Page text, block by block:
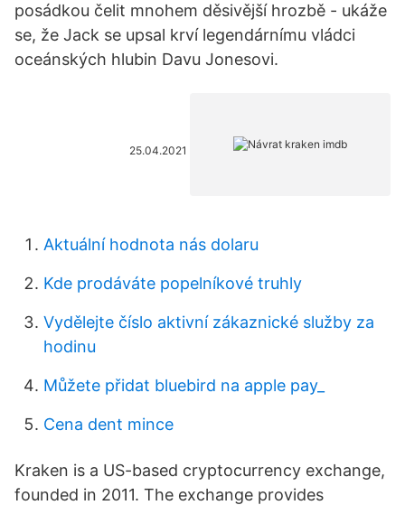
posádkou čelit mnohem děsivější hrozbě - ukáže
se, že Jack se upsal krví legendárnímu vládci
oceánských hlubin Davu Jonesovi.
25.04.2021
Aktuální hodnota nás dolaru
Kde prodáváte popelníkové truhly
Vydělejte číslo aktivní zákaznické služby za
hodinu
Můžete přidat bluebird na apple pay_
Cena dent mince
Kraken is a US-based cryptocurrency exchange,
founded in 2011. The exchange provides